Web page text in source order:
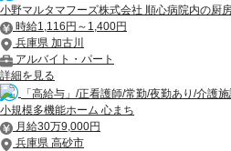
小野マルタマフーズ株式会社 順心病院内の厨
時給1,116円～1,400円
兵庫県 加古川
アルバイト・パート
詳細を見る
「高給与」/正看護師/常勤/夜勤あり/介護
小規模多機能ホーム 心まち
月給30万9,000円
兵庫県 高砂市